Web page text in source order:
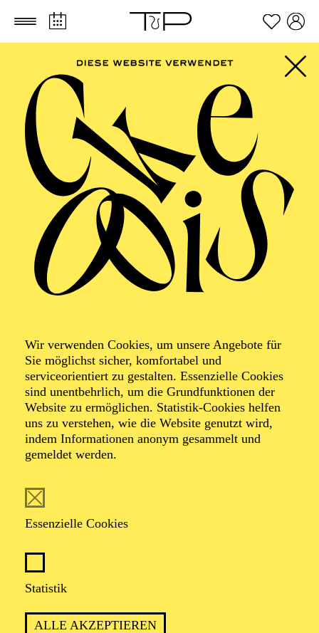
Zum Hauptinhalt springen Zum Footer springen
Wir verwenden Cookies, um unsere Angebote für
Sie möglichst sicher, komfortabel und
serviceorientiert zu gestalten. Essenzielle Cookies
sind unentbehrlich, um die Grundfunktionen der
Website zu ermöglichen. Statistik-Cookies helfen
uns zu verstehen, wie die Website genutzt wird,
indem Informationen anonym gesammelt und
gemeldet werden.
Essenzielle Cookies
Statistik
ALLE AKZEPTIEREN
AALTO MUSIKTHEATER
Jazz im Aalto
Swingin’ Christmas
Mit Mitgliedern des Aalto-Ensembles, der Essener
Philharmoniker sowie Musiker*innen aus der Freien
Szene
DAS AALTO-FOYER WIRD ZUM JAZZ-